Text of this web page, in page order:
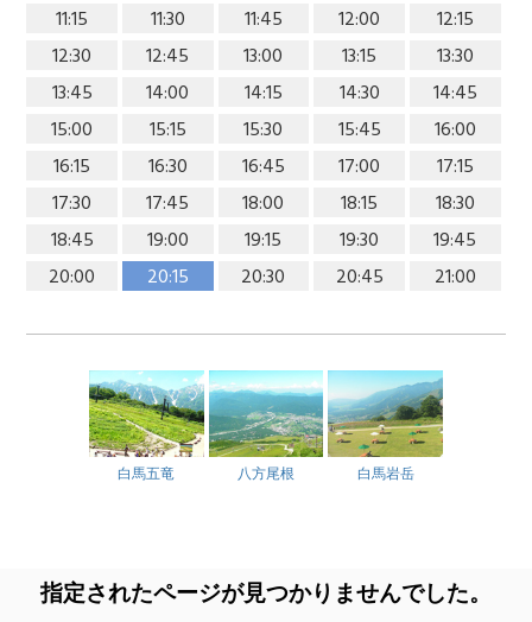
11:15
11:30 11:45 12:00
12:15
12:30
12:45 13:00 13:15
13:30
13:45
14:00 14:15 14:30
14:45
15:00
15:15 15:30 15:45
16:00
16:15
16:30 16:45 17:00
17:15
17:30
17:45 18:00 18:15
18:30
18:45
19:00 19:15 19:30
19:45
20:00
20:15 20:30 20:45 21:00
白馬五竜 八方尾根 白馬岩岳